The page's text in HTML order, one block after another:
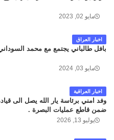
مايو 02, 2023
اخبار العراق
بافل طالباني يجتمع مع محمد
مايو 03, 2024
اخبار العراقية
وفد امني برئاسة يار الله يصل الى
ضمن قاطع عمليات البصرة .
يوليو 13, 2026